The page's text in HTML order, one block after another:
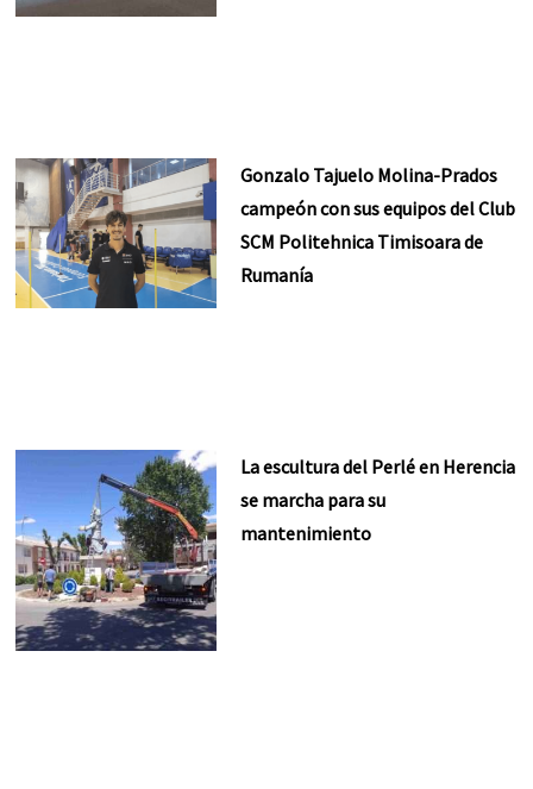
Gonzalo Tajuelo Molina-Prados
campeón con sus equipos del Club
SCM Politehnica Timisoara de
Rumanía
La escultura del Perlé en Herencia
se marcha para su
mantenimiento